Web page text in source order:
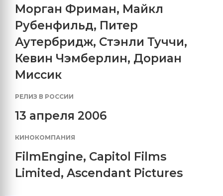
Морган Фриман, Майкл
Рубенфильд, Питер
Аутербридж, Стэнли Туччи,
Кевин Чэмберлин, Дориан
Миссик
РЕЛИЗ В РОССИИ
13 апреля 2006
КИНОКОМПАНИЯ
FilmEngine, Capitol Films
Limited, Ascendant Pictures